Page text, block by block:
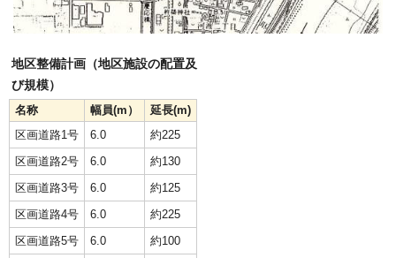
地区整備計画（地区施設の配置及
び規模）
名称
幅員(m）
延長(m)
区画道路1号
6.0
約225
区画道路2号
6.0
約130
区画道路3号
6.0
約125
区画道路4号
6.0
約225
区画道路5号
6.0
約100